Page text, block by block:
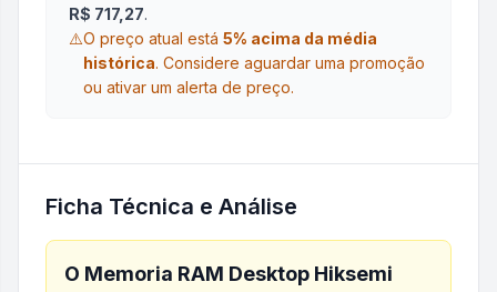
R$ 717,27.
⚠️O preço atual está 5% acima da média
histórica. Considere aguardar uma promoção
ou ativar um alerta de preço.
Ficha Técnica e Análise
O Memoria RAM Desktop Hiksemi